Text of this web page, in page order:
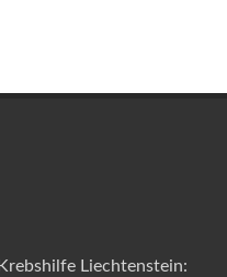
Liechtenstein: